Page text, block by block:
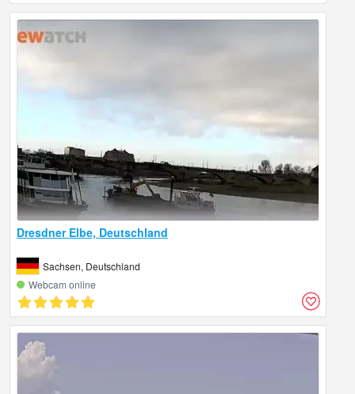
Dresdner Elbe, Deutschland
Sachsen, Deutschland
Webcam online